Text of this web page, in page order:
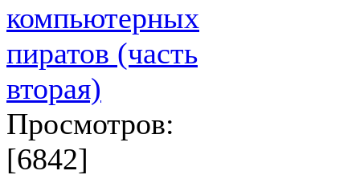
компьютерных
пиратов (часть
вторая)
Просмотров:
[6842]